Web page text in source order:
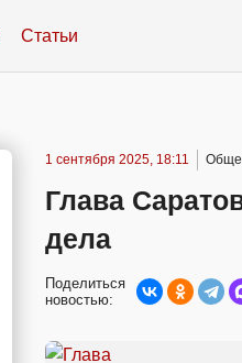
Статьи
1 сентября 2025, 18:11
Глава
дела
Поделиться
новостью: